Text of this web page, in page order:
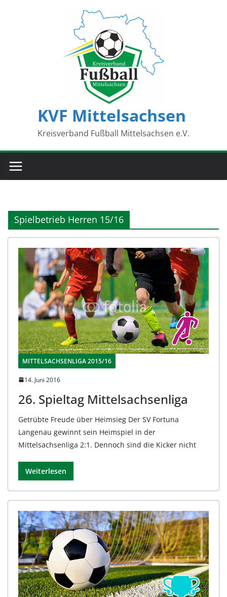
KVF Mittelsachsen
Kreisverband Fußball Mittelsachsen e.V.
Spielbetrieb Herren 15/16
MITTELSACHSENLIGA 2015/16
14. Juni 2016
26. Spieltag Mittelsachsenliga
Getrübte Freude über Heimsieg Der SV Fortuna
Langenau gewinnt sein Heimspiel in der
Mittelsachsenliga 2:1. Dennoch sind die Kicker nicht
Weiterlesen